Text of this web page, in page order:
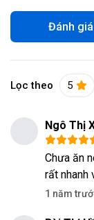
Đánh
Lọc theo 5
Ngô Thị
Chưa ăn
rất nhanh
1 năm